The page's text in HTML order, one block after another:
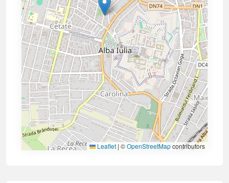
Leaflet | ©OpenStreetMapcontributors